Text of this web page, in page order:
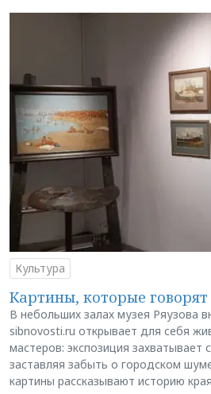
Культура
Картины, которые
В небольших залах музея Ряузова
sibnovosti.ru открывает для себя
мастеров: экспозиция захватывает
заставляя забыть о городском
картины рассказывают историю